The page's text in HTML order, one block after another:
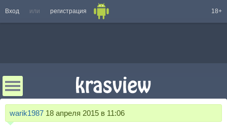
Вход или регистрация 18+
warik1987 18 апреля 2015 в 11:06